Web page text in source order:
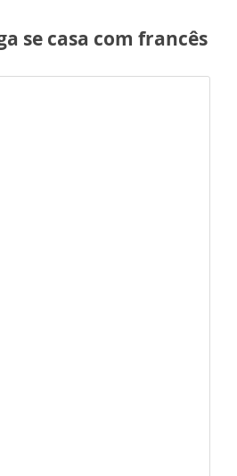
se casa com francês